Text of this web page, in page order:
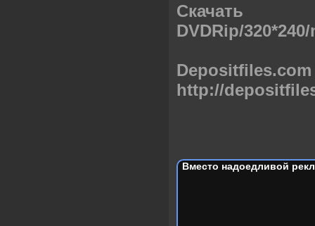
Скачать
DVDRip/
Depositfiles.com
http://
Вместо надоедливой